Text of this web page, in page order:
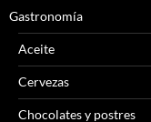
Gastronomía
Aceite
Cervezas
Chocolates y postres